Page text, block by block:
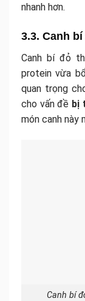
nhanh hơn.
3.3. Canh
Canh bí đỏ
protein vừa
quan trọng
cho vấn đề bị
món canh này
Canh bí